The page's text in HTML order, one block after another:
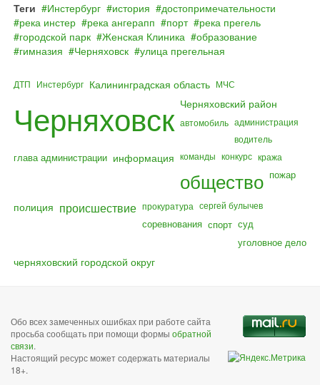
Теги
Инстербург история
достопримечательности
река инстер
река ангерапп порт
река прегель
городской парк
Женская Клиника
образование
гимназия
Черняховск улица прегельная
ДТП Инстербург Калининградская область МЧС
Черняховск Черняховский район
автомобиль администрация
водитель
глава администрации информация команды конкурс кража
общество пожар
полиция происшествие прокуратура сергей булычев
соревнования спорт суд
уголовное дело
черняховский городской округ
Обо всех замеченных ошибках при работе сайта
просьба сообщать при помощи формы обратной
связи.
Настоящий ресурс может содержать материалы
18+.